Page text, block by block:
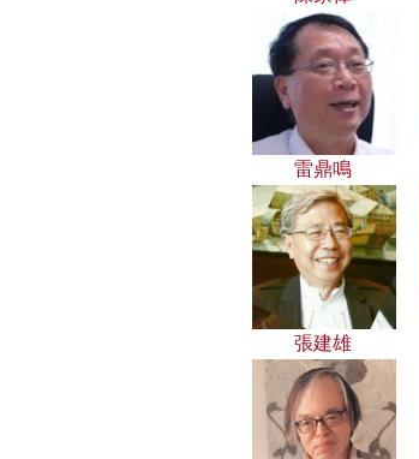
雷鼎鳴
張建雄